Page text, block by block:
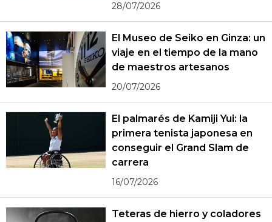
28/07/2026
El Museo de Seiko en Ginza: un
viaje en el tiempo de la mano
de maestros artesanos
20/07/2026
El palmarés de Kamiji Yui: la
primera tenista japonesa en
conseguir el Grand Slam de
carrera
16/07/2026
Teteras de hierro y coladores